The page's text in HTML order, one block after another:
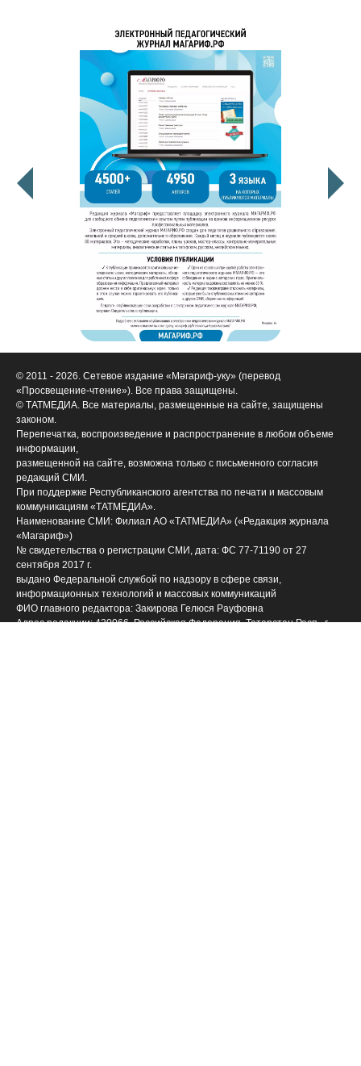
© 2011 - 2026. Сетевое издание «Мәгариф-уку» (перевод
«Просвещение-чтение»). Все права защищены.
© ТАТМЕДИА. Все материалы, размещенные на сайте, защищены
законом.
Перепечатка, воспроизведение и распространение в любом объеме
информации,
размещенной на сайте, возможна только с письменного согласия
редакций СМИ.
При поддержке Республиканского агентства по печати и массовым
коммуникациям «ТАТМЕДИА».
Наименование СМИ: Филиал АО «ТАТМЕДИА» («Редакция журнала
«Магариф»)
№ свидетельства о регистрации СМИ, дата: ФС 77-71190 от 27
сентября 2017 г.
выдано Федеральной службой по надзору в сфере связи,
информационных технологий и массовых коммуникаций
ФИО главного редактора: Закирова Гелюся Рауфовна
Адрес редакции: 420066, Российская Федерация, Татарстан Респ., г.